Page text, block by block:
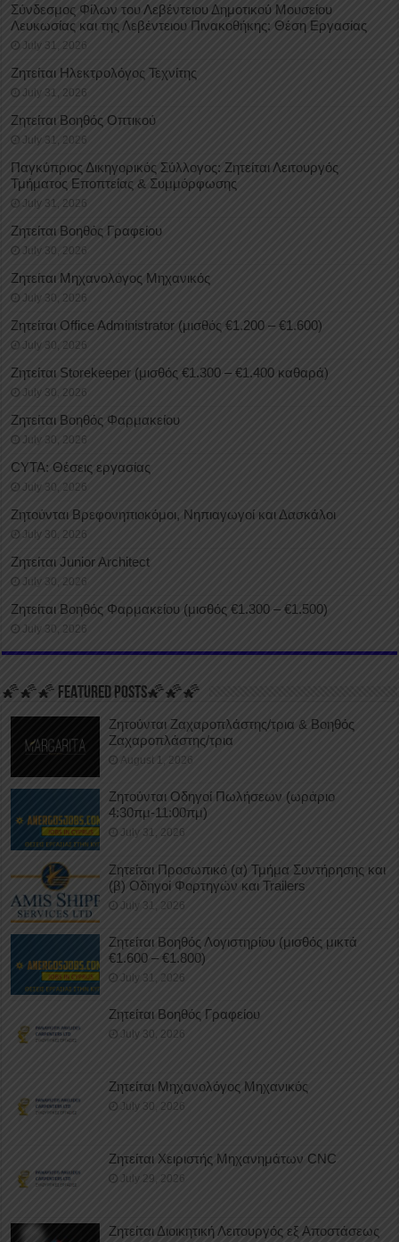
Σύνδεσμος Φίλων του Λεβέντειου Δημοτικού Μουσείου
Λευκωσίας και της Λεβέντειου Πινακοθήκης: Θέση Εργασίας
July 31, 2026
Ζητείται Ηλεκτρολόγος Τεχνίτης
July 31, 2026
Ζητείται Βοηθός Οπτικού
July 31, 2026
Παγκύπριος Δικηγορικός Σύλλογος: Ζητείται Λειτουργός
Τμήματος Εποπτείας & Συμμόρφωσης
July 31, 2026
Ζητείται Βοηθός Γραφείου
July 30, 2026
Ζητείται Μηχανολόγος Μηχανικός
July 30, 2026
Ζητείται Office Administrator (μισθός €1.200 – €1.600)
July 30, 2026
Ζητείται Storekeeper (μισθός €1.300 – €1.400 καθαρά)
July 30, 2026
Ζητείται Βοηθός Φαρμακείου
July 30, 2026
CYTA: Θέσεις εργασίας
July 30, 2026
Ζητούνται Βρεφονηπιοκόμοι, Νηπιαγωγοί και Δασκάλοι
July 30, 2026
Ζητείται Junior Architect
July 30, 2026
Ζητείται Βοηθός Φαρμακείου (μισθός €1.300 – €1.500)
July 30, 2026
🌠🌠🌠 FEATURED POSTS🌠🌠🌠
Ζητούνται Ζαχαροπλάστης/τρια & Βοηθός
Ζαχαροπλάστης/τρια
August 1, 2026
Ζητούνται Οδηγοί Πωλήσεων (ωράριο
4:30πμ-11:00πμ)
July 31, 2026
Ζητείται Προσωπικό (α) Τμήμα Συντήρησης και
(β) Οδηγοί Φορτηγών και Trailers
July 31, 2026
Ζητείται Βοηθός Λογιστηρίου (μισθός μικτά
€1.600 – €1.800)
July 31, 2026
Ζητείται Βοηθός Γραφείου
July 30, 2026
Ζητείται Μηχανολόγος Μηχανικός
July 30, 2026
Ζητείται Χειριστής Μηχανημάτων CNC
July 29, 2026
Ζητείται Διοικητική Λειτουργός εξ Αποστάσεως